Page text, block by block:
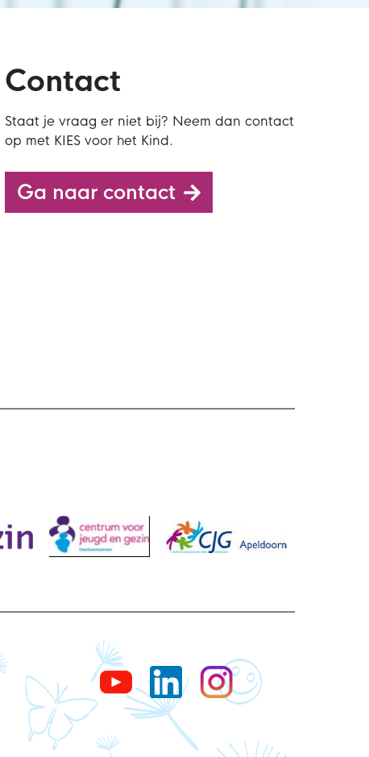
Contact
Staat je vraag er niet bij? Neem dan contact
op met KIES voor het Kind.
Ga naar contact